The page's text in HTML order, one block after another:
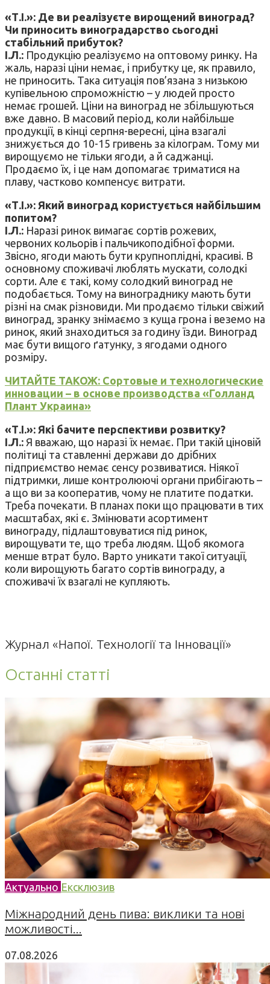
«Т.І.»: Де ви реалізуєте вирощений виноград?
Чи приносить виноградарство сьогодні
стабільний прибуток?
І.Л.: Продукцію реалізуємо на оптовому ринку. На
жаль, наразі ціни немає, і прибутку це, як правило,
не приносить. Така ситуація пов’язана з низькою
купівельною спроможністю – у людей просто
немає грошей. Ціни на виноград не збільшуються
вже давно. В масовий період, коли найбільше
продукції, в кінці серпня-вересні, ціна взагалі
знижується до 10-15 гривень за кілограм. Тому ми
вирощуємо не тільки ягоди, а й саджанці.
Продаємо їх, і це нам допомагає триматися на
плаву, частково компенсує витрати.
«Т.І.»: Який виноград користується найбільшим
попитом?
І.Л.: Наразі ринок вимагає сортів рожевих,
червоних кольорів і пальчикоподібної форми.
Звісно, ягоди мають бути крупноплідні, красиві. В
основному споживачі люблять мускати, солодкі
сорти. Але є такі, кому солодкий виноград не
подобається. Тому на винограднику мають бути
різні на смак різновиди. Ми продаємо тільки свіжий
виноград, зранку знімаємо з куща грона і веземо на
ринок, який знаходиться за годину їзди. Виноград
має бути вищого ґатунку, з ягодами одного
розміру.
ЧИТАЙТЕ ТАКОЖ: Сортовые и технологические
инновации – в основе производства «Голланд
Плант Украина»
«Т.І.»: Які бачите перспективи розвитку?
І.Л.: Я вважаю, що наразі їх немає. При такій ціновій
політиці та ставленні держави до дрібних
підприємство немає сенсу розвиватися. Ніякої
підтримки, лише контролюючі органи прибігають –
а що ви за кооператив, чому не платите податки.
Треба почекати. В планах поки що працювати в тих
масштабах, які є. Змінювати асортимент
винограду, підлаштовуватися під ринок,
вирощувати те, що треба людям. Щоб якомога
менше втрат було. Варто уникати такої ситуації,
коли вирощують багато сортів винограду, а
споживачі їх взагалі не купляють.
Журнал «Напої. Технології та Інновації»
Останні статті
Актуально Ексклюзив
Міжнародний день пива: виклики та нові
можливості...
07.08.2026